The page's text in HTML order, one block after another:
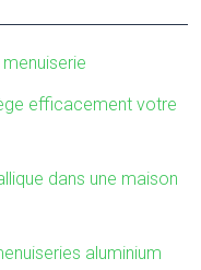
efficacement votre
dans une maison
aluminium